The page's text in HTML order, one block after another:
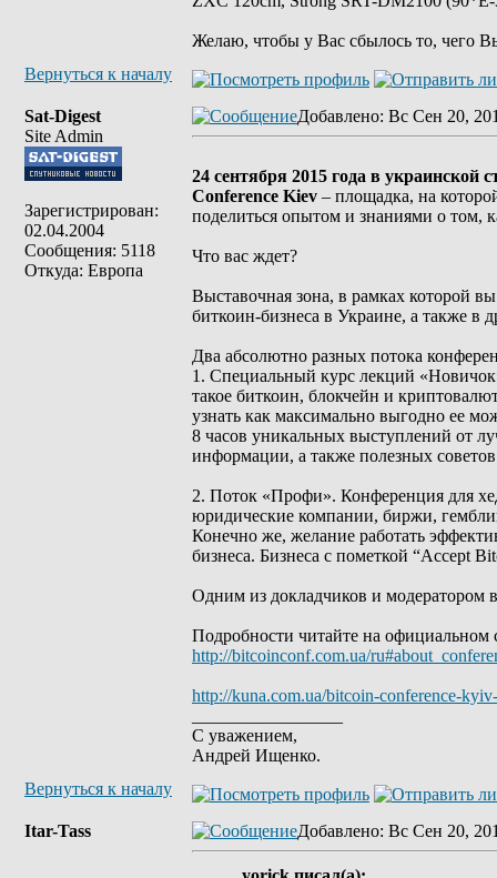
Желаю, чтобы у Вас сбылось то, чего
Вернуться к началу
Sat-Digest
Site Admin
Зарегистрирован:
02.04.2004
Сообщения: 5118
Откуда: Европа
Добавлено: Вс Сен 20,
24 сентября 2015 года в
Conference Kiev – площадка, на
поделиться опытом и знаниями о том,
Что вас ждет?
Выставочная зона, в рамках которой
биткоин-бизнеса в Украине, а также
Два абсолютно разных потока
1. Специальный курс лекций
такое биткоин, блокчейн и
узнать как максимально выгодно ее
8 часов уникальных выступлений от
информации, а также полезных
2. Поток «Профи». Конференция для
юридические компании, биржи,
Конечно же, желание работать
бизнеса. Бизнеса с пометкой “Accept
Одним из докладчиков и модератором
Подробности читайте на официальном
http://bitcoinconf.com.ua/
http://kuna.com.ua/bitcoin-conference-
С уважением,
Андрей Ищенко.
Вернуться к началу
Itar-Tass Добавлено: Вс Сен 20,